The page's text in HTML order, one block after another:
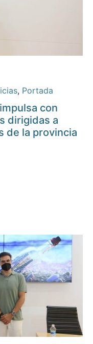
, Portada
con
dirigidas a
de la provincia